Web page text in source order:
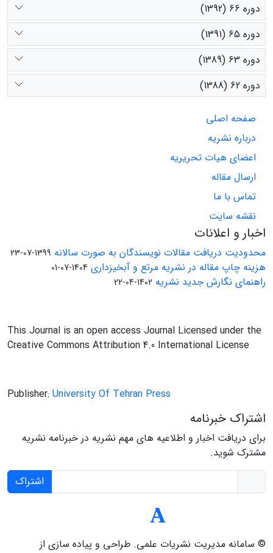
دوره 66 (1392)
دوره 65 (1391)
دوره 63 (1389)
دوره 62 (1388)
صفحه اصلی
درباره نشریه
اعضای هیات تحریریه
ارسال مقاله
تماس با ما
نقشه سایت
اخبار و اعلانات
محدودیت دریافت مقالات نویسندگان به صورت سالانه 1399-07-23
هزینه چاپ مقاله در نشریه مرتع و آبخیزداری 1404-07-01
راهنمای نگارش جدید نشریه 1402-04-22
This Journal is an open access Journal Licensed under the
Creative Commons Attribution 4.0 International License
Publisher: University Of Tehran Press
اشتراک خبرنامه
برای دریافت اخبار و اطلاعیه های مهم نشریه در خبرنامه نشریه
مشترک شوید.
اشتراک
© سامانه مدیریت نشریات علمی. طراحی و پیاده سازی از